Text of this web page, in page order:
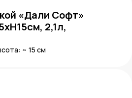
«Дали Софт»
2,1л,
~ 15 см